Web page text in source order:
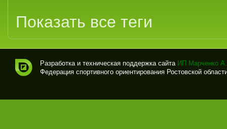
Показать все теги
вно
Разработка и техническая поддержка сайта ИП Марченко
Федерация спортивного ориентирования Ростовской